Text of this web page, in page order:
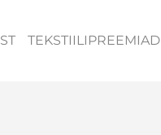
TEKSTIILIPREEMIAD